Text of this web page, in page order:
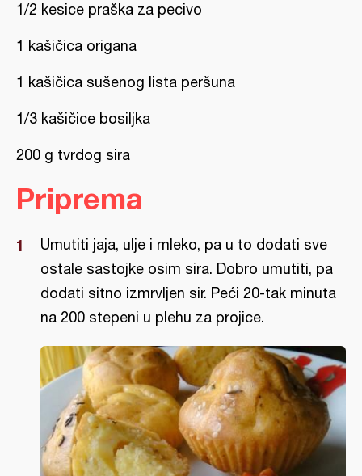
1/2 kesice praška za pecivo
1 kašičica origana
1 kašičica sušenog lista peršuna
1/3 kašičice bosiljka
200 g tvrdog sira
Priprema
Umutiti jaja, ulje i mleko, pa u to dodati sve
ostale sastojke osim sira. Dobro umutiti, pa
dodati sitno izmrvljen sir. Peći 20-tak minuta
na 200 stepeni u plehu za projice.